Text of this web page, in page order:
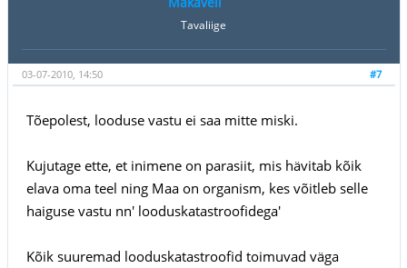
Tavaliige
#7
03-07-2010, 14:50
Tõepolest, looduse vastu ei saa mitte miski.
Kujutage ette, et inimene on parasiit, mis hävitab kõik
elava oma teel ning Maa on organism, kes võitleb selle
haiguse vastu nn' looduskatastroofidega'
Kõik suuremad looduskatastroofid toimuvad väga